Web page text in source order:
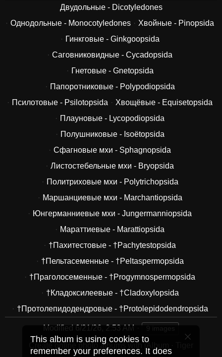
Двудольные - Dicotyledones
Однодольные - Monocotyledones
Хвойные - Pinopsida
Гинкговые - Ginkgoopsida
Саговниковидные - Cycadopsida
Гнетовые - Gnetopsida
Папоротниковые - Polypodiopsida
Псилотовые - Psilotopsida
Хвощёвые - Equisetopsida
Плауновые - Lycopodiopsida
Полушниковые - Isoëtopsida
Сфагновые мхи - Sphagnopsida
Листостебельные мхи - Bryopsida
Политриховые мхи - Polytrichopsida
Маршанциевые мхи - Marchantiopsida
Юнгерманниевые мхи - Jungermanniopsida
Мараттиевые - Marattiopsida
†Пахитестовые - †Pachytestopsida
†Пельтасеменные - †Peltaspermopsida
†Праголосеменные - †Progymnospermopsida
†Кладоксилеевые - †Cladoxylopsida
†Протолепидодендровые - †Protolepidodendropsida
Modified 6/21/26, 2:53 AM
Create online photo albums with jAlbum
This album is using cookies to
remember your preferences. It does